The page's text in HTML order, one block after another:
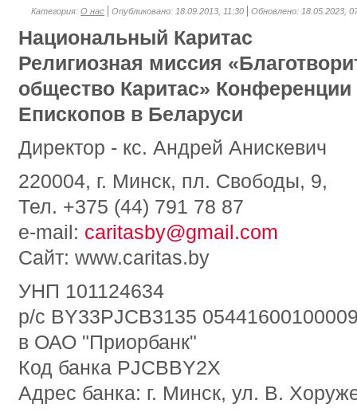
Категория: О нас Опубликовано: 18.09.2013, 11:30 Обновлено: 18.05.2023,
Национальный Каритас
Религиозная миссия
общество Каритас» Конференции
Епископов в Беларуси
Директор - кс. Андрей Анискевич
220004, г. Минск, пл. Свободы, 9,
Тел. +375 (44) 791 78 87
e-mail: caritasby@gmail.com
Сайт: www.caritas.by
УНП 101124634
р/с BY33PJCB3135
в ОАО "Приорбанк"
Код банка PJCBBY2X
Адрес банка: г. Минск, ул. В.